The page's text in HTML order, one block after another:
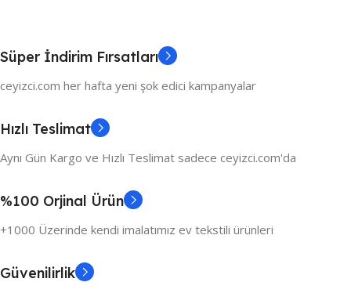
Süper İndirim Fırsatları
ceyizci.com her hafta yeni şok edici kampanyalar
Hızlı Teslimat
Aynı Gün Kargo ve Hızlı Teslimat sadece ceyizci.com'da
%100 Orjinal Ürün
+1000 Üzerinde kendi imalatımız ev tekstili ürünleri
Güvenilirlik